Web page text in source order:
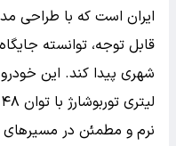
ایران است که با طراحی
قابل توجه، توانسته
نرم و مطمئن در